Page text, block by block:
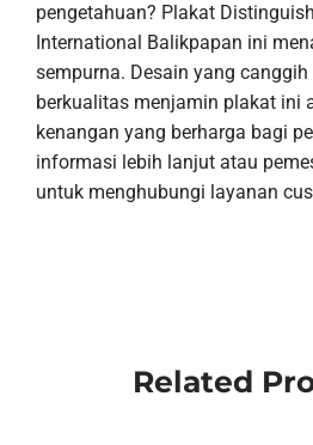
pengetahuan? Plakat
International Balikpapan ini
sempurna. Desain yang canggih
berkualitas menjamin plakat ini
kenangan yang berharga bagi
informasi lebih lanjut atau
untuk menghubungi layanan
Related